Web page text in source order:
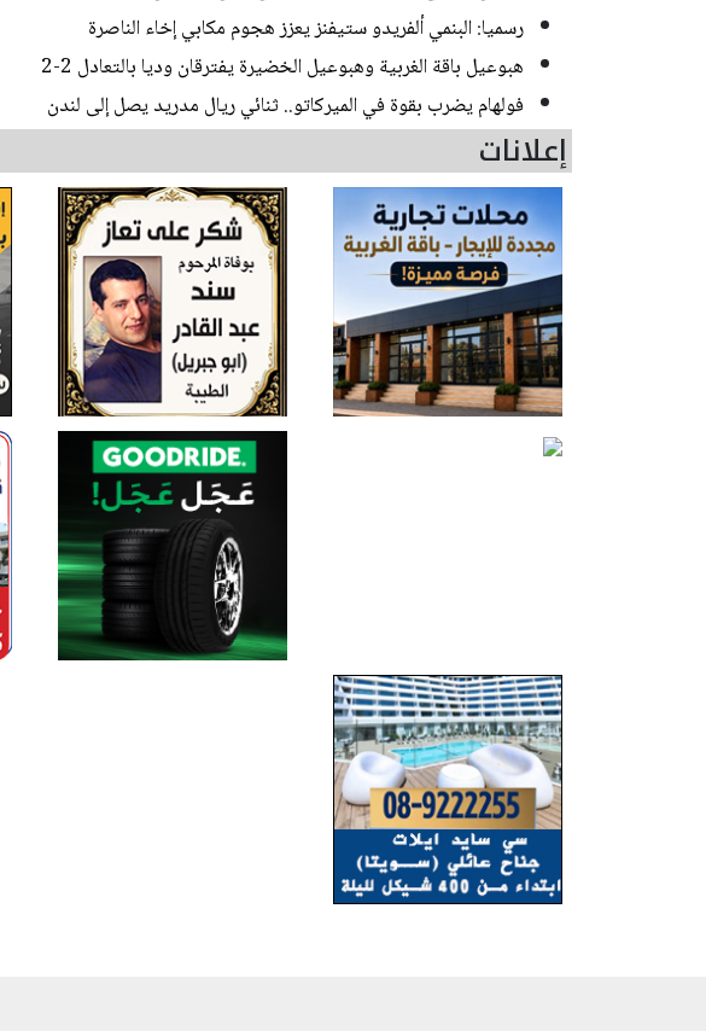
رسميا: البنمي ألفريدو ستيفنز يعزز هجوم مكابي إخاء الناصرة
هبوعيل باقة الغربية وهبوعيل الخضيرة يفترقان وديا بالتعادل 2-2
فولهام يضرب بقوة في الميركاتو.. ثنائي ريال مدريد يصل إلى لندن
إعلانات